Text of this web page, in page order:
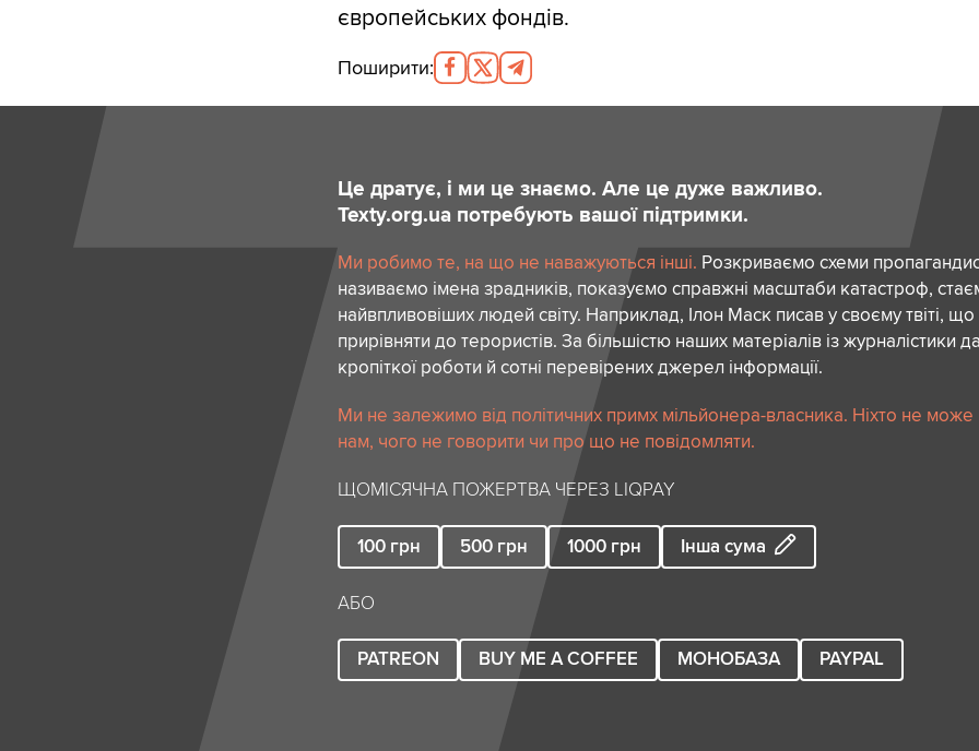
європейських фондів.
Поширити:
Це дратує, і ми це знаємо. Але це дуже важливо.
Texty.org.ua потребують вашої підтримки.
Ми робимо те, на що не наважуються інші. Розкриваємо схеми
називаємо імена зрадників, показуємо справжні масштаби катастроф,
найвпливовіших людей світу. Наприклад, Ілон Маск писав у своєму твіті,
прирівняти до терористів. За більшістю наших матеріалів із журналістики
кропіткої роботи й сотні перевірених джерел інформації.
Ми не залежимо від політичних примх мільйонера-власника. Ніхто не може
нам, чого не говорити чи про що не повідомляти.
ЩОМІСЯЧНА ПОЖЕРТВА ЧЕРЕЗ LIQPAY
100 грн 500 грн 1000 грн Інша сума
АБО
PATREON BUY ME A COFFEE МОНОБАЗА PAYPAL